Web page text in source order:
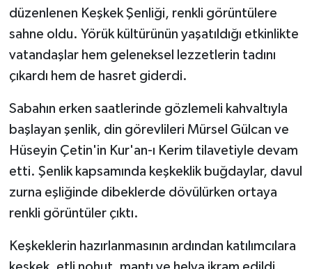
düzenlenen Keşkek Şenliği, renkli görüntülere
sahne oldu. Yörük kültürünün yaşatıldığı etkinlikte
vatandaşlar hem geleneksel lezzetlerin tadını
çıkardı hem de hasret giderdi.
Sabahın erken saatlerinde gözlemeli kahvaltıyla
başlayan şenlik, din görevlileri Mürsel Gülcan ve
Hüseyin Çetin'in Kur'an-ı Kerim tilavetiyle devam
etti. Şenlik kapsamında keşkeklik buğdaylar, davul
zurna eşliğinde dibeklerde dövülürken ortaya
renkli görüntüler çıktı.
Keşkeklerin hazırlanmasının ardından katılımcılara